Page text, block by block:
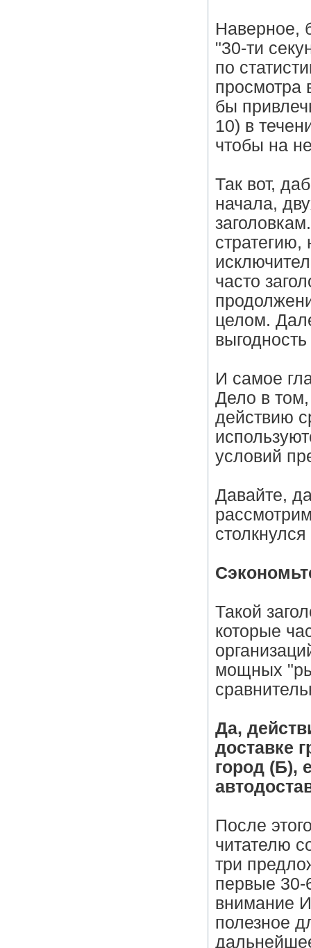
Наверное,
"30-ти
по
просмотра
бы
10) в
чтобы на
Так вот,
начала,
часто
целом.
И самое
Дело в том,
действию
условий
Давайте,
Такой
которые
мощных
Да,
доставке
город (Б),
После
читателю
три
первые 30-
внимание
полезное